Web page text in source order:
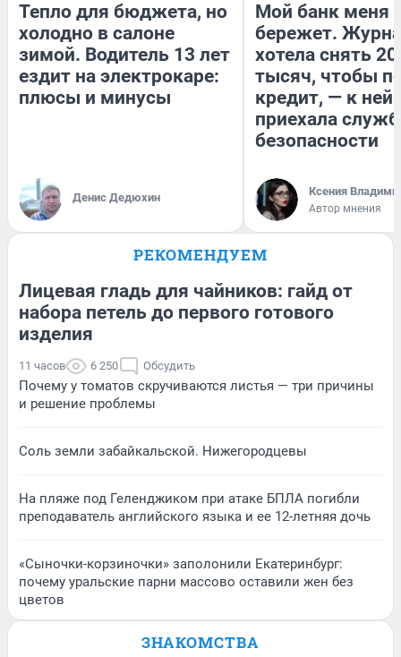
Тепло для бюджета, но
холодно в салоне
зимой. Водитель 13 лет
ездит на электрокаре:
плюсы и минусы
Денис Дедюхин
Мой банк меня
бережет.
хотела снять
тысяч, чтобы
кредит, — к
приехала
безопасности
Ксения
Автор мнения
РЕКОМЕНДУЕМ
Лицевая гладь для чайников: гайд от
набора петель до первого готового
изделия
11 часов 6 250 Обсудить
Почему у томатов скручиваются листья — три причины
и решение проблемы
Соль земли забайкальской. Нижегородцевы
На пляже под Геленджиком при атаке БПЛА погибли
преподаватель английского языка и ее 12-летняя дочь
«Сыночки-корзиночки» заполонили Екатеринбург:
почему уральские парни массово оставили жен без
цветов
ЗНАКОМСТВА